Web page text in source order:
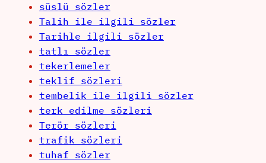
süslü sözler
Talih ile ilgili sözler
Tarihle ilgili sözler
tatlı sözler
tekerlemeler
teklif sözleri
tembelik ile ilgili sözler
terk edilme sözleri
Terör sözleri
trafik sözleri
tuhaf sözler